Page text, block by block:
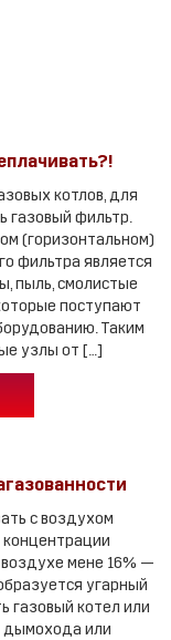
котлов, для
газовый фильтр.
(горизонтальном)
фильтра является
пыль, смолистые
поступают
Таким
узлы от […]
с воздухом
мене 16% —
угарный
газовый котел или
дымохода или